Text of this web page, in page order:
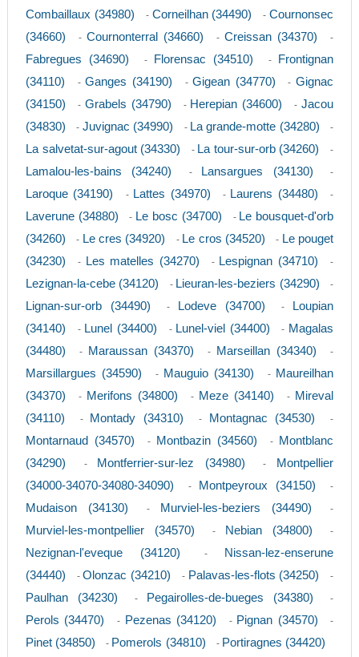
Combaillaux (34980) - Corneilhan (34490) -Cournonsec
(34660)
- Cournonterral (34660) -Creissan (34370) -
Fabregues (34690) - Florensac (34510) -
Frontignan
(34110)
-Ganges (34190) -Gigean (34770) -Gignac
(34150)
- Grabels (34790) - Herepian (34600) -Jacou
(34830)
- Juvignac (34990) - La grande-motte (34280) -
La salvetat-sur-agout (34330) - La tour-sur-orb (34260) -
Lamalou-les-bains (34240) - Lansargues (34130) -
Laroque (34190) - Lattes (34970) - Laurens (34480) -
Laverune (34880) - Le bosc (34700) - Le bousquet-d'orb
(34260)
- Le cres (34920) - Le cros (34520) - Le pouget
(34230)
- Les matelles (34270) - Lespignan (34710) -
Lezignan-la-cebe (34120) - Lieuran-les-beziers (34290) -
Lignan-sur-orb (34490) - Lodeve (34700) -
Loupian
(34140)
- Lunel (34400) - Lunel-viel (34400) - Magalas
(34480)
- Maraussan (34370) - Marseillan (34340) -
Marsillargues (34590) - Mauguio (34130) - Maureilhan
(34370)
- Merifons (34800) - Meze (34140) - Mireval
(34110)
- Montady (34310) - Montagnac (34530) -
Montarnaud (34570) - Montbazin (34560) -
Montblanc
(34290)
- Montferrier-sur-lez (34980) -
Montpellier
(34000-34070-34080-34090)
- Montpeyroux (34150) -
Mudaison (34130) - Murviel-les-beziers (34490) -
Murviel-les-montpellier (34570) - Nebian (34800) -
Nezignan-l'eveque (34120) -
Nissan-lez-enserune
(34440)
-Olonzac (34210) - Palavas-les-flots (34250) -
Paulhan (34230) - Pegairolles-de-bueges (34380) -
Perols (34470) - Pezenas (34120) - Pignan (34570) -
Pinet (34850) - Pomerols (34810) - Portiragnes (34420)